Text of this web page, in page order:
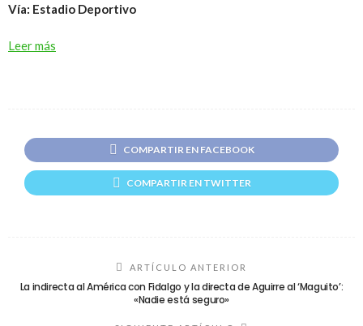
Vía: Estadio Deportivo
Leer más
COMPARTIR EN FACEBOOK
COMPARTIR EN TWITTER
ARTÍCULO ANTERIOR
La indirecta al América con Fidalgo y la directa de Aguirre al ‘Maguito’:
«Nadie está seguro»